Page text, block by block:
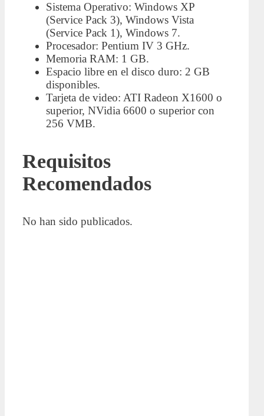
Sistema Operativo: Windows XP
(Service Pack 3), Windows Vista
(Service Pack 1), Windows 7.
Procesador: Pentium IV 3 GHz.
Memoria RAM: 1 GB.
Espacio libre en el disco duro: 2 GB
disponibles.
Tarjeta de video: ATI Radeon X1600 o
superior, NVidia 6600 o superior con
256 VMB.
Requisitos
Recomendados
No han sido publicados.